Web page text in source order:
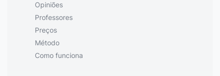
Opiniões
Professores
Preços
Método
Como funciona